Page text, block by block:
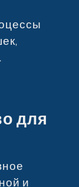
для
и